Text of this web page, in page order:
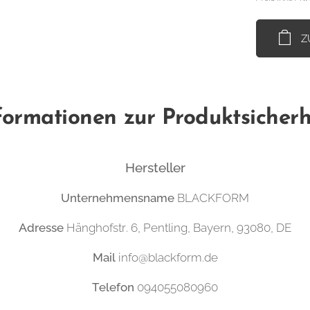
zur
Hersteller
Unternehmensname BLACKFORM
Adresse Hänghofstr. 6, Pentling, Bayern, 93080, DE
Mailinfo@blackform.de
Telefon 094055080960